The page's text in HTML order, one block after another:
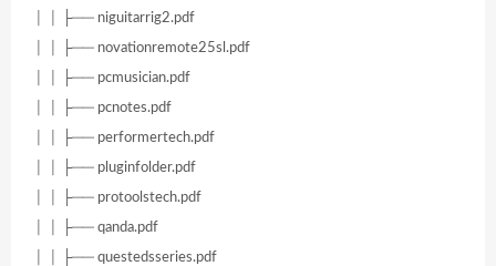
│ │ ├── niguitarrig2.pdf
│ │ ├── novationremote25sl.pdf
│ │ ├── pcmusician.pdf
│ │ ├── pcnotes.pdf
│ │ ├── performertech.pdf
│ │ ├── pluginfolder.pdf
│ │ ├── protoolstech.pdf
│ │ ├── qanda.pdf
│ │ ├── questedsseries.pdf